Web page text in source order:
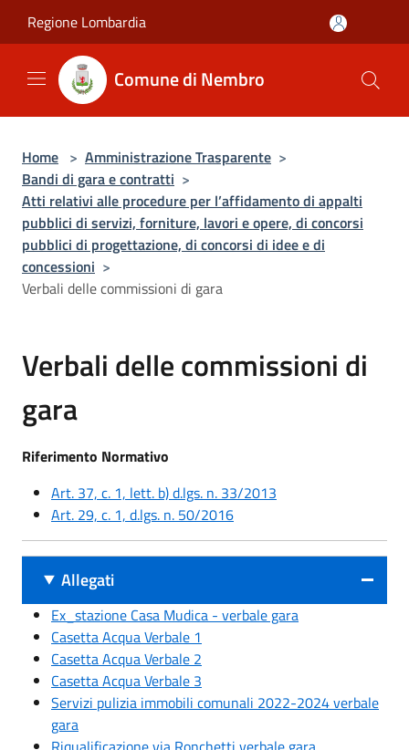
Regione Lombardia
Comune di Nembro
Home > Amministrazione Trasparente >
Bandi di gara e contratti >
Atti relativi alle procedure per l’affidamento di appalti
pubblici di servizi, forniture, lavori e opere, di concorsi
pubblici di progettazione, di concorsi di idee e di
concessioni >
Verbali delle commissioni di gara
Verbali delle commissioni di
gara
Riferimento Normativo
Art. 37, c. 1, lett. b) d.lgs. n. 33/2013
Art. 29, c. 1, d.lgs. n. 50/2016
Allegati
Ex_stazione Casa Mudica - verbale gara
Casetta Acqua Verbale 1
Casetta Acqua Verbale 2
Casetta Acqua Verbale 3
Servizi pulizia immobili comunali 2022-2024 verbale
gara